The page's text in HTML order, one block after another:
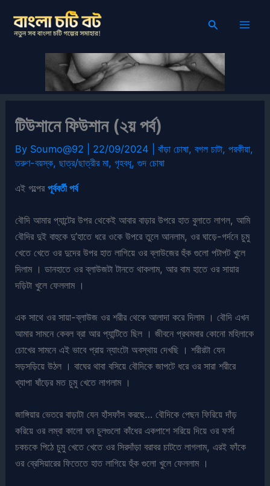
content
Search
টিউশানে ফিউশান (২য় পর্ব)
By Soumo@92 22/09/2024 |বাঁড়া চোষা,বগল চাটা,পরকীয়া,
তরুণ-বয়স্ক,ছাত্র/ছাত্রীর মা,গৃহবধূ,গুদ চোষা
এই গল্পেরপূর্ববর্তী পর্ব
বৌদি আমার প্যান্টের উপর থেকেই আবার বাড়ার উপরে হাত বুলাতে লাগল, আমি
বৌদির দুই বাহুকে দু’হাতে ধরে ওকে উপরে তুলে আনলাম, ওর ঘাড়ে-গর্দনে চুমু
খেতে খেতে ওর দুদের উপর হাত লাগিয়ে ওর ব্লাউজের হুঁক গুলো পটাপট খুলে
দিলাম । ডানহাতে ওর ব্লাউজটা টানতে থাকলাম, আর বাম হাতে ওর সায়ার
দড়িটা খুলে ফেললাম ।
এক সাথে ওর সায়া-ব্লাউজ ওর শরীর থেকে আলাদা করে দিলাম । বৌদি এখন
আমার সামনে কেবল ব্রা আর প্যান্টিতে ছিল । জীবনে প্রথমবার কোনো মহিলাকে
চোখের সামনে এই ভাবে প্রায় ন্যাংটো অবস্থায় দেখছি । শরীরটা যেন
সড়সড়িয়ে উঠল । বাঘের থাবা বসিয়ে বৌদিকে জাপটে ধরে ওর সারা শরীরে
খ্যাপা ষাঁড়ের মত চুমু খেতে লাগলাম ।
জাঙ্গিয়ার ভেতরে বাড়াটা যেন হাঁসফাঁস করছে… বৌদিকে পেছন ফিরিয়ে দাঁড়
করিয়ে ওর লম্বা কালো ঘন চুলগুলো কাঁধের একপাশে সরিয়ে দিয়ে ওর ফর্সা
চকচকে পিঠে চুমু খেতে খেতে ওর সিরদাঁড়া বরাবর চাটতে লাগলাম, এরই ফাঁকে
ওর ব্রেসিয়ারের ফিতেতে হাত লাগিয়ে হুঁক গুলো খুলে ফেললাম ।